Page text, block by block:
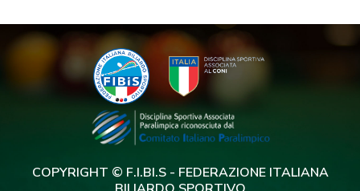
COPYRIGHT © F.I.BI.S - FEDERAZIONE ITALIANA